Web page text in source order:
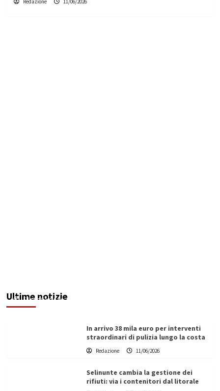
Redazione 11/06/2026
Ultime notizie
Filippo Cardinale
In arrivo 38 mila euro per interventi
straordinari di pulizia lungo la costa
Redazione 11/06/2026
Selinunte cambia la gestione dei
rifiuti: via i contenitori dal litorale